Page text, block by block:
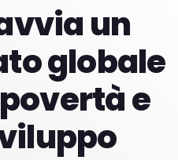
un
globale
e